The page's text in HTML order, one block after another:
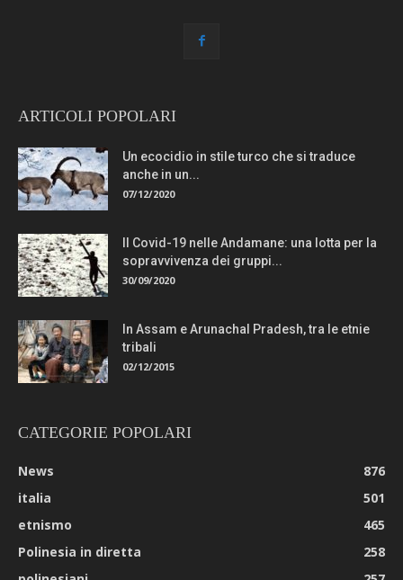
ARTICOLI POPOLARI
Un ecocidio in stile turco che si traduce
anche in un...
07/12/2020
Il Covid-19 nelle Andamane: una lotta per la
sopravvivenza dei gruppi...
30/09/2020
In Assam e Arunachal Pradesh, tra le etnie
tribali
02/12/2015
CATEGORIE POPOLARI
News
876
italia
501
etnismo
465
Polinesia in diretta
258